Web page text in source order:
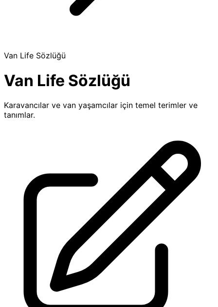
Van Life Sözlüğü
Van Life Sözlüğü
Karavancılar ve van yaşamcılar için temel terimler ve
tanımlar.